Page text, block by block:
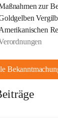
zur